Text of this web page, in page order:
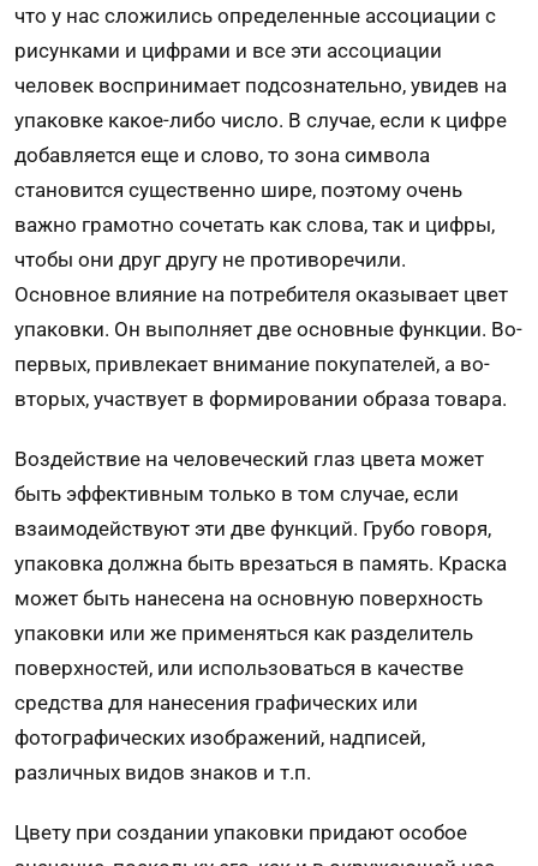
что у нас сложились определенные ассоциации с
рисунками и цифрами и все эти ассоциации
человек воспринимает подсознательно, увидев на
упаковке какое-либо число. В случае, если к цифре
добавляется еще и слово, то зона символа
становится существенно шире, поэтому очень
важно грамотно сочетать как слова, так и цифры,
чтобы они друг другу не противоречили.
Основное влияние на потребителя оказывает цвет
упаковки. Он выполняет две основные функции. Во-
первых, привлекает внимание покупателей, а во-
вторых, участвует в формировании образа товара.
Воздействие на человеческий глаз цвета может
быть эффективным только в том случае, если
взаимодействуют эти две функций. Грубо говоря,
упаковка должна быть врезаться в память. Краска
может быть нанесена на основную поверхность
упаковки или же применяться как разделитель
поверхностей, или использоваться в качестве
средства для нанесения графических или
фотографических изображений, надписей,
различных видов знаков и т.п.
Цвету при создании упаковки придают особое